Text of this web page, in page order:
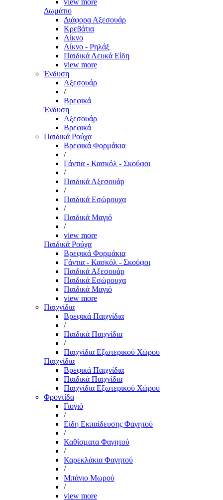
view more
Δωμάτιο
Διάφορα Αξεσουάρ
Κρεβάτια
Λίκνο
Λίκνο - Ρηλάξ
Παιδικά Λευκά Είδη
view more
Ένδυση
Αξεσουάρ
/
Βρεφικά
Ένδυση
Αξεσουάρ
Βρεφικά
Παιδικά Ρούχα
Βρεφικά Φορμάκια
/
Γάντια - Κασκόλ - Σκούφοι
/
Παιδικά Αξεσουάρ
/
Παιδικά Εσώρουχα
/
Παιδικά Μαγιό
/
view more
Παιδικά Ρούχα
Βρεφικά Φορμάκια
Γάντια - Κασκόλ - Σκούφοι
Παιδικά Αξεσουάρ
Παιδικά Εσώρουχα
Παιδικά Μαγιό
view more
Παιχνίδια
Βρεφικά Παιχνίδια
/
Παιδικά Παιχνίδια
/
Παιχνίδια Εξωτερικού Χώρου
Παιχνίδια
Βρεφικά Παιχνίδια
Παιδικά Παιχνίδια
Παιχνίδια Εξωτερικού Χώρου
Φροντίδα
Γιογιό
/
Είδη Εκπαίδευσης Φαγητού
/
Καθίσματα Φαγητού
/
Καρεκλάκια Φαγητού
/
Μπάνιο Μωρού
/
view more